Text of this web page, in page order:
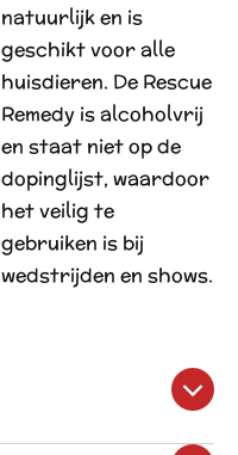
natuurlijk en is
geschikt voor alle
huisdieren. De Rescue
Remedy is alcoholvrij
en staat niet op de
dopinglijst, waardoor
het veilig te
gebruiken is bij
wedstrijden en shows.